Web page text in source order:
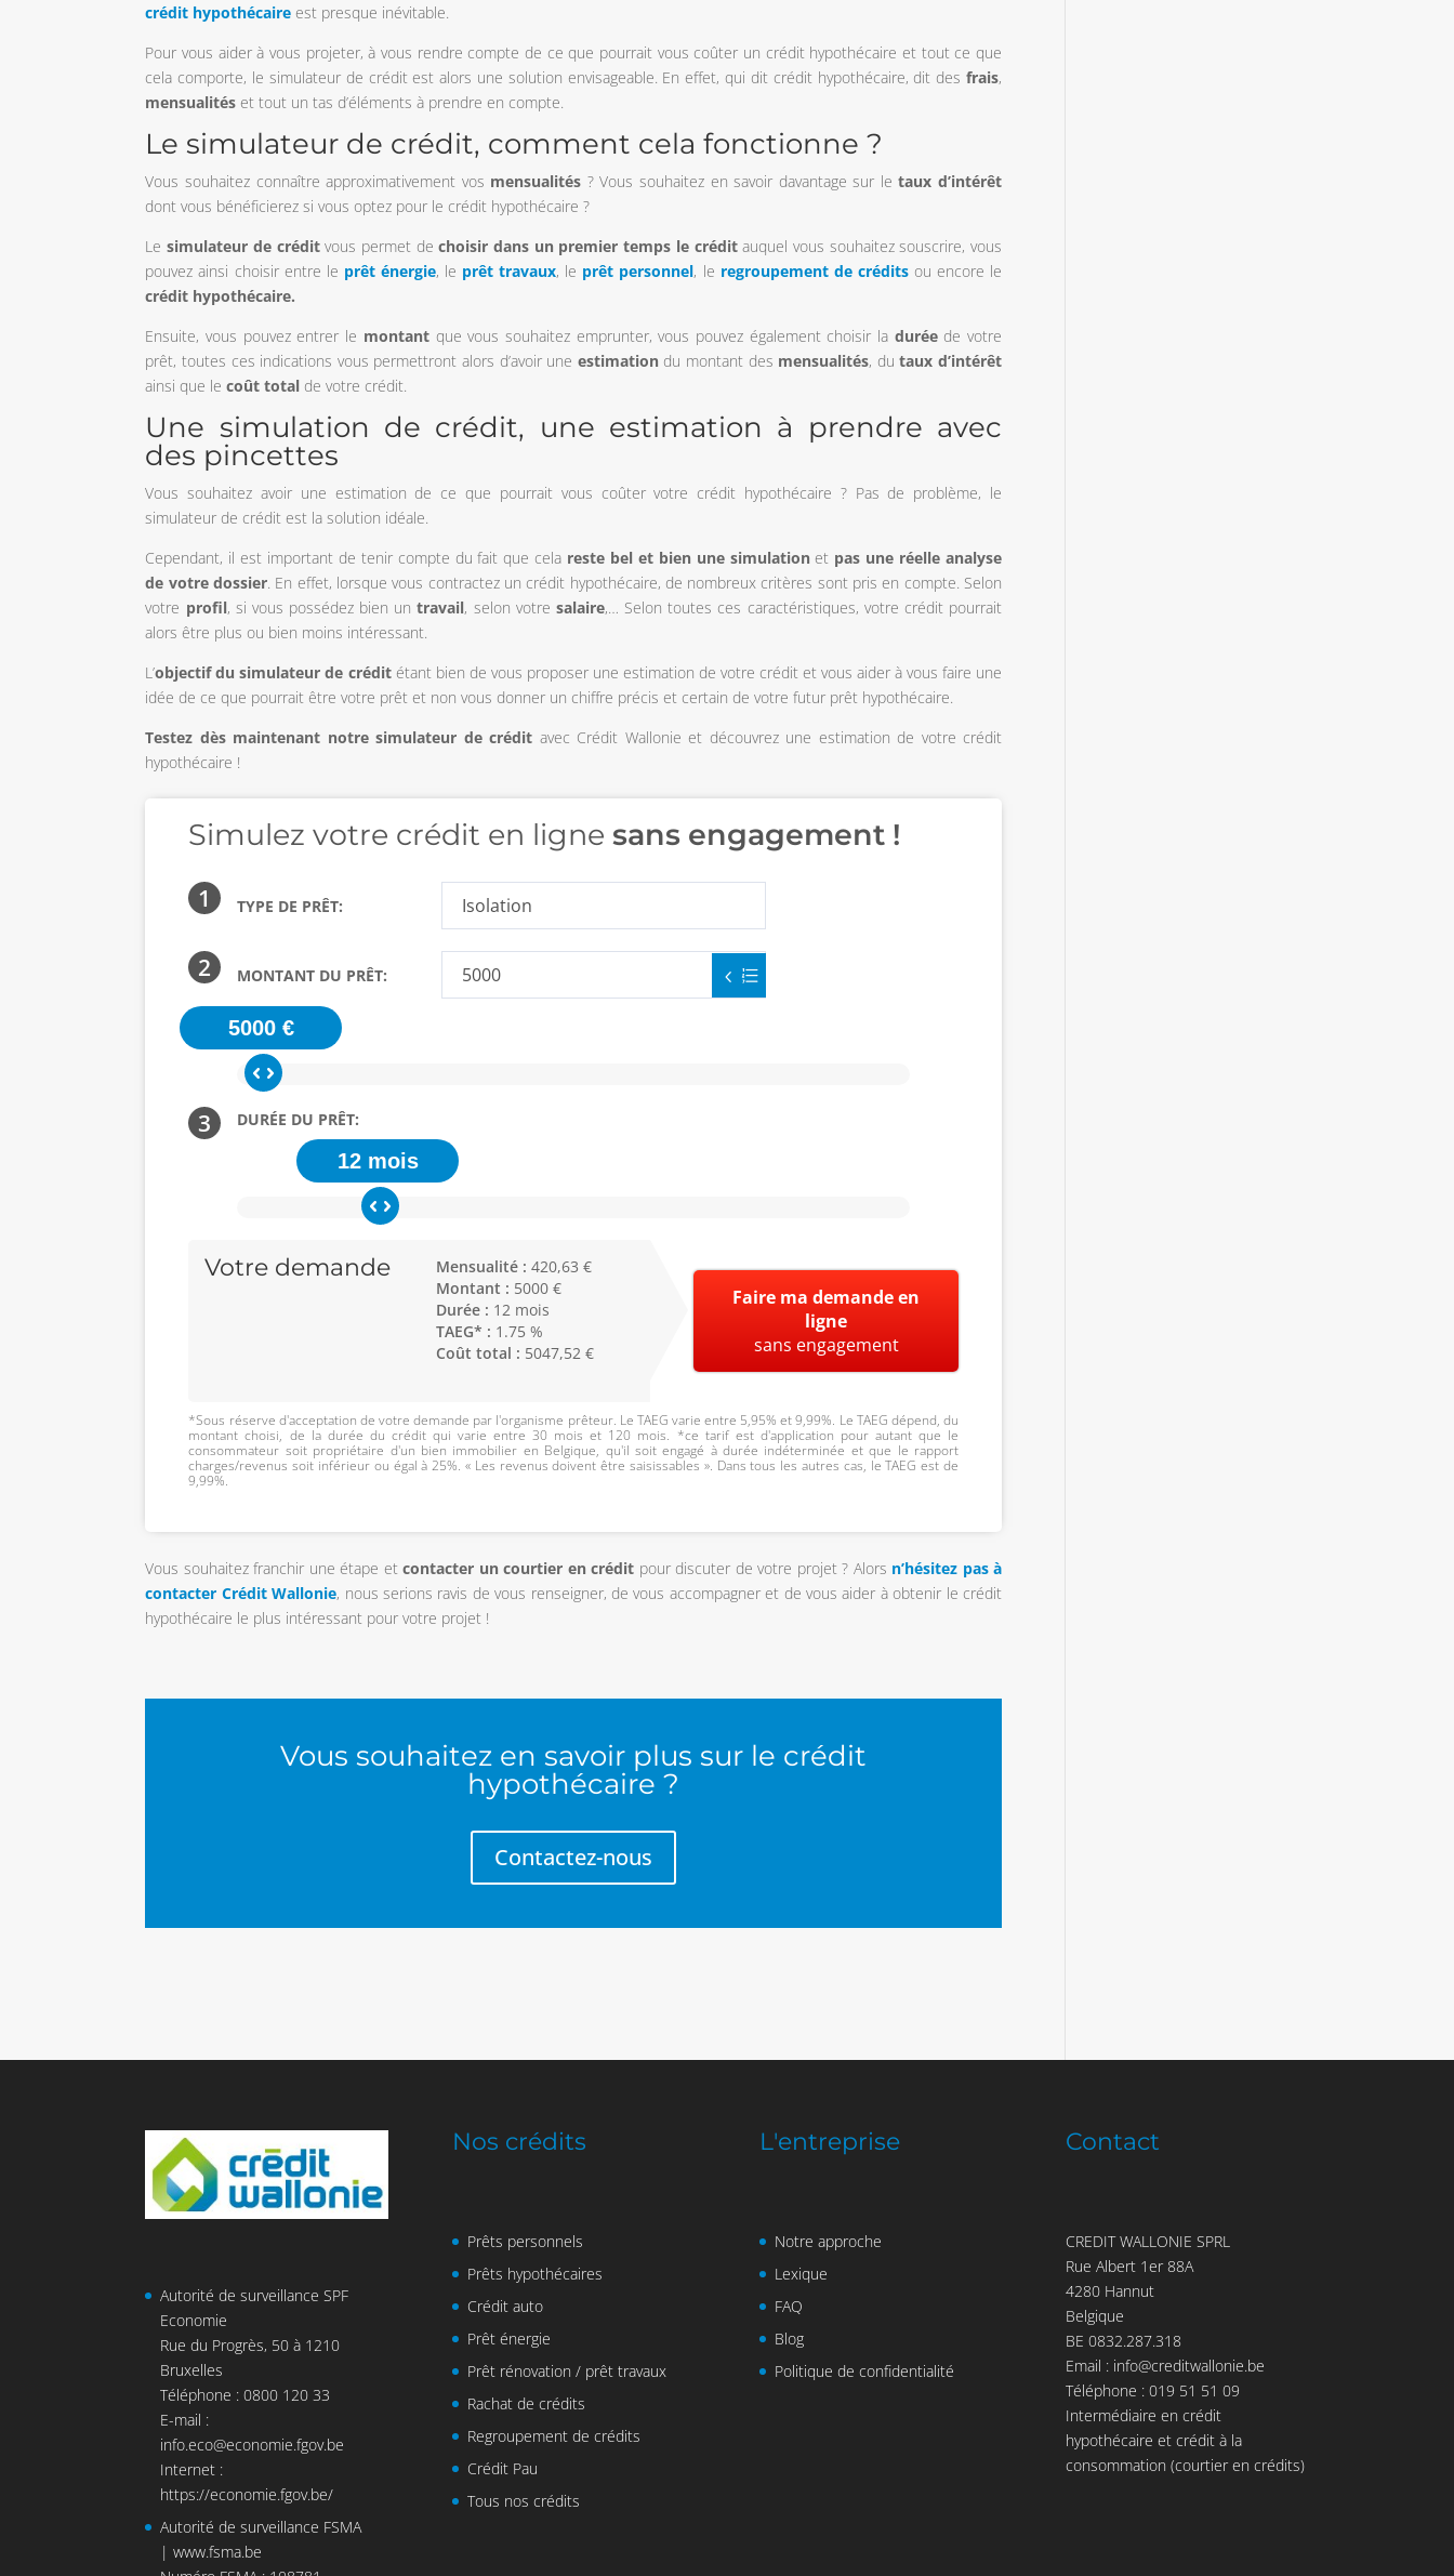
crédit hypothécaire est presque inévitable.
Pour vous aider à vous projeter, à vous rendre compte de ce que pourrait vous coûter un crédit hypothécaire et tout ce que
cela comporte, le simulateur de crédit est alors une solution envisageable. En effet, qui dit crédit hypothécaire, dit desfrais,
mensualités et tout un tas d’éléments à prendre en compte.
Le simulateur de crédit, comment cela fonctionne ?
Vous souhaitez connaître approximativement vos mensualités ? Vous souhaitez en savoir davantage sur letaux d’intérêt
dont vous bénéficierez si vous optez pour le crédit hypothécaire ?
Lesimulateur de créditvous permet de choisir dans un premier temps le créditauquel vous souhaitez souscrire, vous
pouvez ainsi choisir entre le prêt énergie, le prêt travaux, le prêt personnel, le regroupement de créditsou encore le
crédit hypothécaire.
Ensuite, vous pouvez entrer le montantque vous souhaitez emprunter, vous pouvez également choisir la duréede votre
prêt, toutes ces indications vous permettront alors d’avoir une estimation du montant des mensualités, du taux d’intérêt
ainsi que lecoût total de votre crédit.
Une simulation de crédit, une estimation à prendre avec
des pincettes
Vous souhaitez avoir une estimation de ce que pourrait vous coûter votre crédit hypothécaire ? Pas de problème, le
simulateur de crédit est la solution idéale.
Cependant, il est important de tenir compte du fait que cela reste bel et bien une simulation et pas une réelle analyse
de votre dossier. En effet, lorsque vous contractez un crédit hypothécaire, de nombreux critères sont pris en compte. Selon
votre profil, si vous possédez bien untravail, selon votre salaire,… Selon toutes ces caractéristiques, votre crédit pourrait
alors être plus ou bien moins intéressant.
L’objectif du simulateur de créditétant bien de vous proposer une estimation de votre crédit et vous aider à vous faire une
idée de ce que pourrait être votre prêt et non vous donner un chiffre précis et certain de votre futur prêt hypothécaire.
Testez dès maintenant notre simulateur de crédit avec Crédit Wallonie et découvrez une estimation de votre crédit
hypothécaire !
Simulez votre crédit en lignesans engagement !
1 TYPE DE PRÊT:
2 MONTANT DU PRÊT:
5000 €
3 DURÉE DU PRÊT:
12 mois
Votre demande Mensualité : 420,63 €
Montant : 5000 €
Durée : 12 mois
TAEG* : 1.75 %
Coût total : 5047,52 €
Faire ma demande en
ligne
sans engagement
*Sous réserve d'acceptation de votre demande par l'organisme prêteur. Le TAEG varie entre 5,95% et 9,99%. Le TAEG dépend, du
montant choisi, de la durée du crédit qui varie entre 30 mois et 120 mois. *ce tarif est d'application pour autant que le
consommateur soit propriétaire d'un bien immobilier en Belgique, qu'il soit engagé à durée indéterminée et que le rapport
charges/revenus soit inférieur ou égal à 25%. « Les revenus doivent être saisissables ». Dans tous les autres cas, le TAEG est de
9,99%.
Vous souhaitez franchir une étape etcontacter un courtier en crédit pour discuter de votre projet ? Alors n’hésitez pas à
contacter Crédit Wallonie, nous serions ravis de vous renseigner, de vous accompagner et de vous aider à obtenir le crédit
hypothécaire le plus intéressant pour votre projet !
Vous souhaitez en savoir plus sur le crédit
hypothécaire ?
Contactez-nous
Autorité de surveillance SPF
Economie
Rue du Progrès, 50 à 1210
Bruxelles
Téléphone : 0800 120 33
E-mail :
info.eco@economie.fgov.be
Internet :
https://economie.fgov.be/
Autorité de surveillance FSMA
|www.fsma.be
Nos crédits
Prêts personnels
Prêts hypothécaires
Crédit auto
Prêt énergie
Prêt rénovation / prêt travaux
Rachat de crédits
Regroupement de crédits
Crédit Pau
Tous nos crédits
L'entreprise
Notre approche
Lexique
FAQ
Blog
Politique de confidentialité
Contact
CREDIT WALLONIE SPRL
Rue Albert 1er 88A
4280 Hannut
Belgique
BE 0832.287.318
Email : info@creditwallonie.be
Téléphone :019 51 51 09
Intermédiaire en crédit
hypothécaire et crédit à la
consommation (courtier en crédits)